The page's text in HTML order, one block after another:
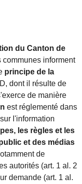
du Canton de
communes informent
principe de la
dont il résulte de
de manière
est réglementé dans
l'information
les règles et les
et des médias
de
autorités (art. 1 al. 2
demande (art. 1 al.